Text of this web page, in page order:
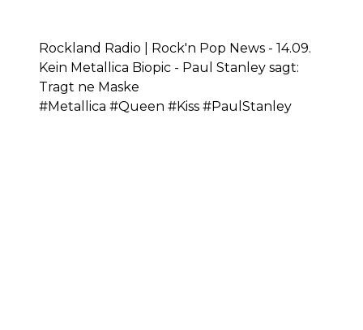
Rockland Radio | Rock'n Pop News - 14.09.
Kein Metallica Biopic - Paul Stanley sagt:
Tragt ne Maske
#Metallica #Queen #Kiss #PaulStanley